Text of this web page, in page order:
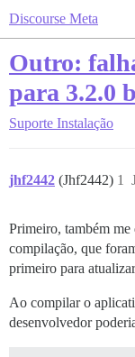
Discourse Meta
Outro:
para 3.2.0
Suporte Instalação
jhf2442 (Jhf2442) 1
Primeiro, também me
compilação, que
primeiro para
Ao compilar o
desenvolvedor